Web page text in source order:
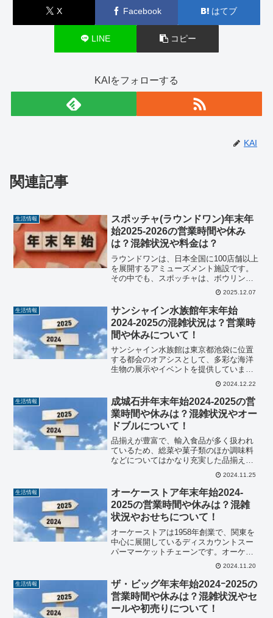
X Facebook はてブ
LINE コピー
KAIをフォローする
KAI
関連記事
生活情報
スポッチャ(ラウンドワン)年末年
始2025-2026の営業時間や休み
は？混雑状況や料金は？
ラウンドワンは、日本全国に100店舗以上
を展開するアミューズメント施設です。
その中でも、スポッチャは、ボウリング
やカラオケだけでなく、様々なスポーツ
やゲームを50種類以上も楽しめるように
なっています。また、スポッチャでは、
セルフキッチンやフ...
2025.12.07
生活情報
サンシャイン水族館年末年始
2024-2025の混雑状況は？営業時
間や休みについて！
サンシャイン水族館は東京都池袋に位置
する都会のオアシスとして、多彩な海洋
生物の展示やイベントを提供していま
す。そこで今回は、年末年始の訪問を計
画されている方のために、2024年から
2025年にかけての営業時間、休館日、混
雑状況について詳しく...
2024.12.22
生活情報
成城石井年末年始2024-2025の営
業時間や休みは？混雑状況やオー
ドブルについて！
品揃えが豊富で、輸入食品が多く扱われ
ているため、総菜や菓子類のほか調味料
などについてはかなり充実した品揃えと
なっている人気の「成城石井」。成城石
井の年末年始の営業時間や休みはどうな
のでしょうか？そこで、成城石井の年末
年始について徹底的に調査...
2024.11.25
生活情報
オーケーストア年末年始2024-
2025の営業時間や休みは？混雑
状況やおせちについて！
オーケーストアは1958年創業で、関東を
中心に展開しているディスカウントスー
パーマーケットチェーンです。オーケー
ストアの特徴は、なんといってもその安
さです。『高品質・Everyday Low
Price』の経営方針のもと、徹底した価格
競争に...
2024.11.20
生活情報
ザ・ビッグ年末年始2024ｰ2025の
営業時間や休みは？混雑状況やセ
ールや初売りについて！